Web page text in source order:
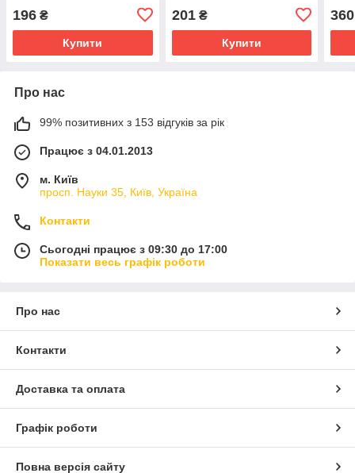
196 ₴
Купити
201₴
Купити
360
Про нас
99% позитивних з 153 відгуків за рік
Працює з 04.01.2013
м. Київ
просп. Науки 35, Київ, Україна
Контакти
Сьогодні працює з 09:30 до 17:00
Показати весь графік роботи
Про нас
Контакти
Доставка та оплата
Графік роботи
Повна версія сайту